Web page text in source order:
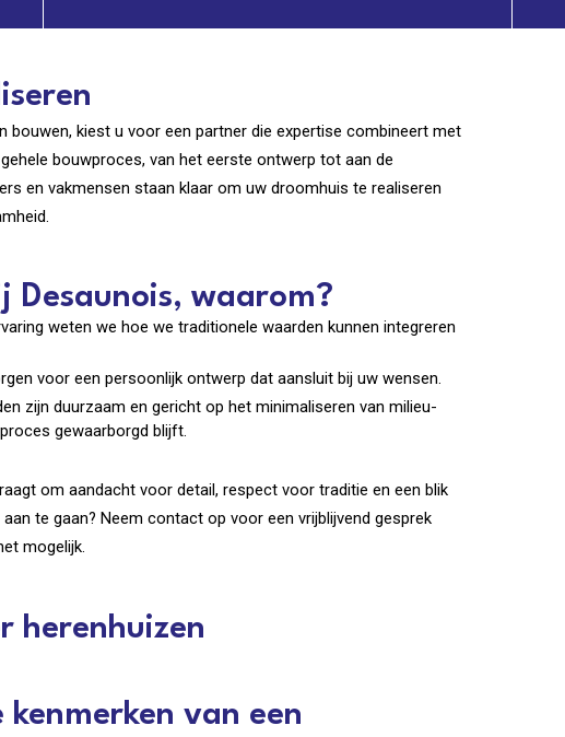
kiest u voor een partner die expertise combineert met
bouwproces, van het eerste ontwerp tot aan de
en vakmensen staan klaar om uw droomhuis te realiseren
Desaunois, waarom?
weten we hoe we traditionele waarden kunnen integreren
voor een persoonlijk ontwerp dat aansluit bij uw wensen.
zijn duurzaam en gericht op het minimaliseren van milieu-
gewaarborgd blijft.
om aandacht voor detail, respect voor traditie en een blik
te gaan? Neem contact op voor een vrijblijvend gesprek
mogelijk.
herenhuizen
van een